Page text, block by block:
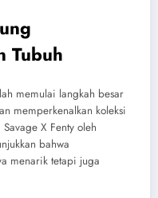
Tubuh
memulai langkah besar
memperkenalkan koleksi
X Fenty oleh
bahwa
menarik tetapi juga